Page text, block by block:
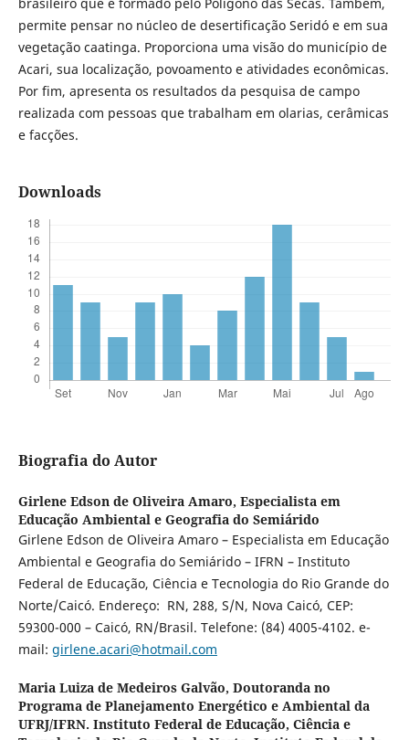
permite pensar no núcleo de desertificação Seridó e em sua
vegetação caatinga. Proporciona uma visão do município de
Acari, sua localização, povoamento e atividades econômicas.
Por fim, apresenta os resultados da pesquisa de campo
realizada com pessoas que trabalham em olarias, cerâmicas
e facções.
Downloads
Biografia do Autor
Girlene Edson de Oliveira Amaro, Especialista em
Educação Ambiental e Geografia do Semiárido
Girlene Edson de Oliveira Amaro – Especialista em Educação
Ambiental e Geografia do Semiárido – IFRN – Instituto
Federal de Educação, Ciência e Tecnologia do Rio Grande do
Norte/Caicó. Endereço: RN, 288, S/N, Nova Caicó, CEP:
59300-000 – Caicó, RN/Brasil. Telefone: (84) 4005-4102. e-
mail: girlene.acari@hotmail.com
Maria Luiza de Medeiros Galvão, Doutoranda no
Programa de Planejamento Energético e Ambiental da
UFRJ/IFRN. Instituto Federal de Educação, Ciência e